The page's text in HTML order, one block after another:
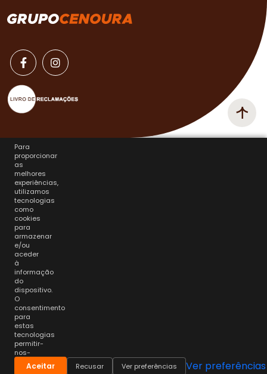
Para
proporcionar
as
melhores
experiências,
utilizamos
tecnologias
como
cookies
para
armazenar
e/ou
aceder
à
informação
do
dispositivo.
O
consentimento
para
estas
tecnologias
permitir-
nos-
á
processar
Aceitar Recusar Ver preferências Ver preferências